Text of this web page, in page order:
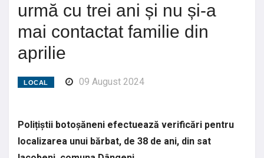
urmă cu trei ani și nu și-a
mai contactat familie din
aprilie
LOCAL 09 August 2024
Polițiștii botoșăneni efectuează verificări pentru
localizarea unui bărbat, de 38 de ani, din sat